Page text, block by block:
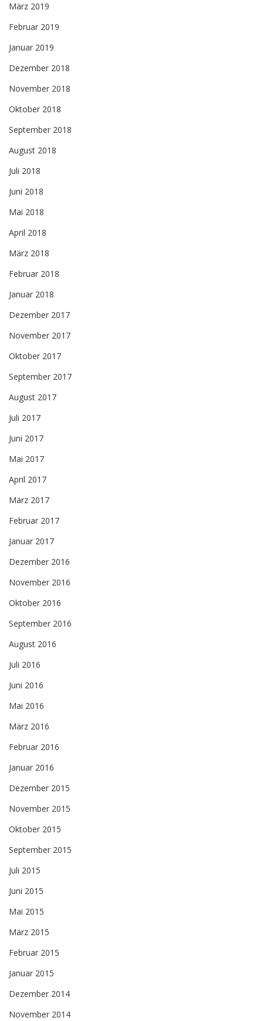
März 2019
Februar 2019
Januar 2019
Dezember 2018
November 2018
Oktober 2018
September 2018
August 2018
Juli 2018
Juni 2018
Mai 2018
April 2018
März 2018
Februar 2018
Januar 2018
Dezember 2017
November 2017
Oktober 2017
September 2017
August 2017
Juli 2017
Juni 2017
Mai 2017
April 2017
März 2017
Februar 2017
Januar 2017
Dezember 2016
November 2016
Oktober 2016
September 2016
August 2016
Juli 2016
Juni 2016
Mai 2016
März 2016
Februar 2016
Januar 2016
Dezember 2015
November 2015
Oktober 2015
September 2015
Juli 2015
Juni 2015
Mai 2015
März 2015
Februar 2015
Januar 2015
Dezember 2014
November 2014